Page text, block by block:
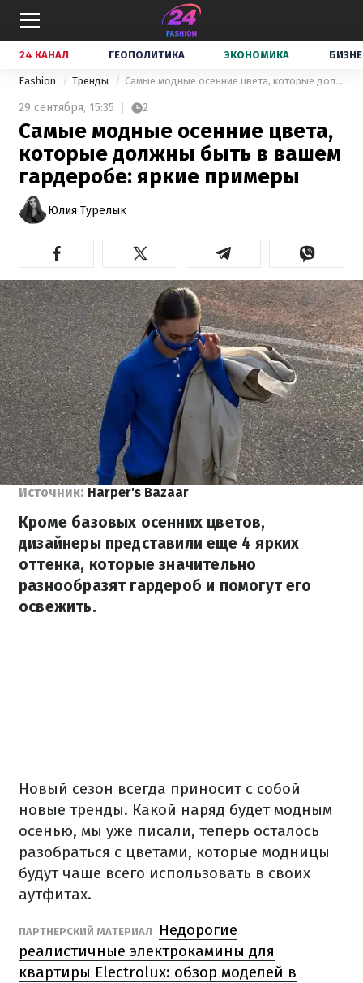
24 КАНАЛ ГЕОПОЛИТИКА ЭКОНОМИКА
Fashion Тренды Самые модные осенние цвета, которые должны быть в вашем гардеробе: яркие примеры
29 сентября, 15:35 2
Самые модные осенние цвета,
которые должны быть в вашем
гардеробе: яркие примеры
Юлия Турелык
Источник: Harper's Bazaar
Кроме базовых осенних цветов,
дизайнеры представили еще 4 ярких
оттенка, которые значительно
разнообразят гардероб и помогут его
освежить.
Новый сезон всегда приносит с собой
новые тренды. Какой наряд будет модным
осенью, мы уже писали, теперь осталось
разобраться с цветами, которые модницы
будут чаще всего использовать в своих
аутфитах.
ПАРТНЕРСКИЙ МАТЕРИАЛ
Недорогие
реалистичные электрокамины для
квартиры Electrolux: обзор моделей в